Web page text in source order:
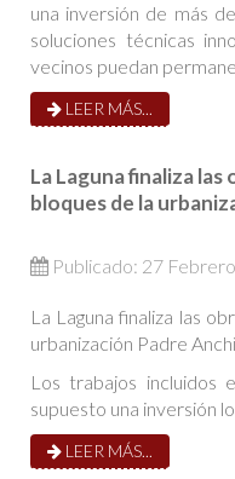
una inversión de más
soluciones técnicas
vecinos puedan
LEER MÁS...
La Laguna finaliza
bloques de la
Publicado: 27
La Laguna finaliza las
urbanización Padre
Los trabajos incluidos
supuesto una inversión
LEER MÁS...